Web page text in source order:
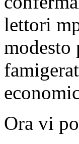
lettori
modesto
Ora vi